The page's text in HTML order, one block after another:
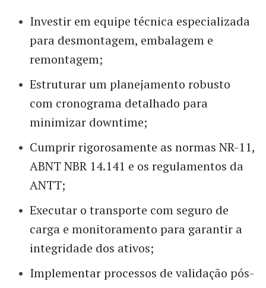
Investir em equipe técnica especializada
para desmontagem, embalagem e
remontagem;
Estruturar um planejamento robusto
com cronograma detalhado para
minimizar downtime;
Cumprir rigorosamente as normas NR-11,
ABNT NBR 14.141 e os regulamentos da
ANTT;
Executar o transporte com seguro de
carga e monitoramento para garantir a
integridade dos ativos;
Implementar processos de validação pós-